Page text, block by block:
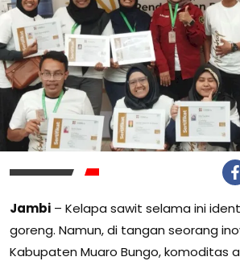
Jambi – Kelapa sawit selama ini
goreng. Namun, di tangan seorang
Kabupaten Muaro Bungo, komoditas